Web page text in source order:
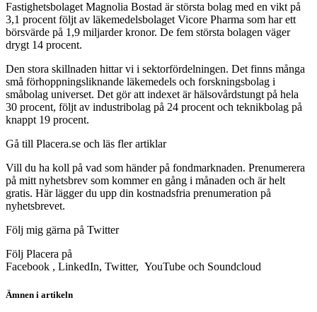
Fastighetsbolaget Magnolia Bostad är största bolag med en vikt på
3,1 procent följt av läkemedelsbolaget Vicore Pharma som har ett
börsvärde på 1,9 miljarder kronor. De fem största bolagen väger
drygt 14 procent.
Den stora skillnaden hittar vi i sektorfördelningen. Det finns många
små förhoppningsliknande läkemedels och forskningsbolag i
småbolag universet. Det gör att indexet är hälsovårdstungt på hela
30 procent, följt av industribolag på 24 procent och teknikbolag på
knappt 19 procent.
Gå till Placera.se och läs fler artiklar
Vill du ha koll på vad som händer på fondmarknaden. Prenumerera
på mitt nyhetsbrev som kommer en gång i månaden och är helt
gratis. Här lägger du upp din kostnadsfria prenumeration på
nyhetsbrevet.
Följ mig gärna på Twitter
Följ Placera på
Facebook , LinkedIn, Twitter, YouTube och Soundcloud
Ämnen i artikeln